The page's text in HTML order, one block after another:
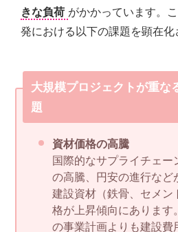
きな負荷 がかかっています。
発における以下の課題を顕在化
大規模プロジェクトが重な
題
資材価格の高騰
国際的なサプライチェー
の高騰、円安の進行など
建設資材（鉄骨、セメン
格が上昇傾向にあります
の事業計画よりも建設費